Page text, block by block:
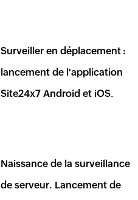
Surveiller en déplacement :
lancement de l'application
Site24x7 Android et iOS.
Naissance de la surveillance
de serveur. Lancement de